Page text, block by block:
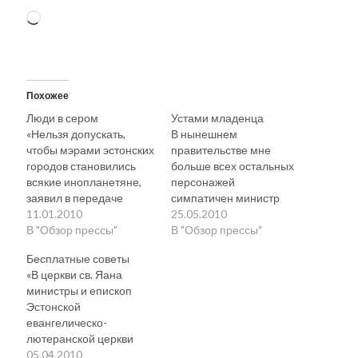
Загрузка…
Похожее
Люди в сером
«Нельзя допускать,
чтобы мэрами эстонских
городов становились
всякие инопланетяне,
заявил в передаче
Terevisioon министр по
делам регионов Сийм
намекая на мэра
Таллинна Эдгара
Сависаара…» Министр:
нельзя пускать в мэры
инопланетян . «Министр
по делам регионов,
11.01.2010
В "Обзор прессы"
Устами младенца
В нынешнем
правительстве мне
больше всех остальных
персонажей
симпатичен министр
Кийслер. Он иногда,
совершенно
25.05.2010
В "Обзор прессы"
Бесплатные советы
«В церкви св. Яана
министры и епископ
Эстонской
евангелическо-
лютеранской церкви
Андрес Пыдер помогут
05.04.2010